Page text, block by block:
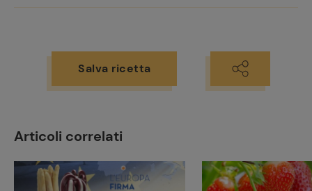
Salva ricetta
Articoli correlati